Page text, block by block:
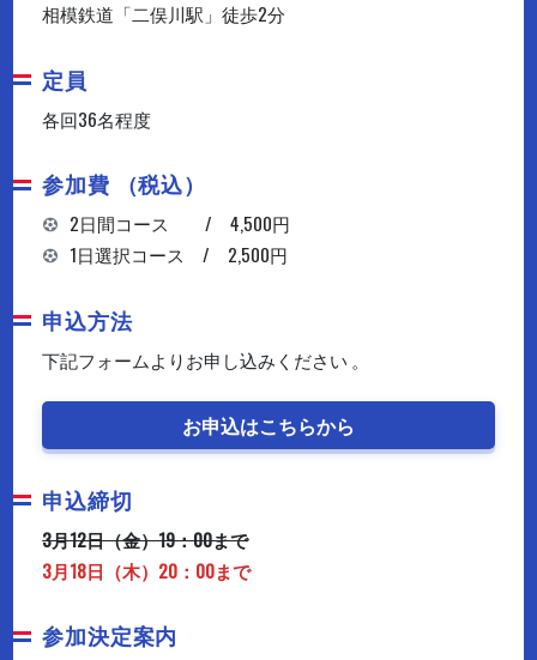
相模鉄道「二俣川駅」徒歩2分
定員
各回36名程度
参加費 （税込）
2日間コース / 4,500円
1日選択コース / 2,500円
申込方法
下記フォームよりお申し込みください 。
お申込はこちらから
申込締切
3月12日（金）19：00まで
3月18日（木）20：00まで
参加決定案内